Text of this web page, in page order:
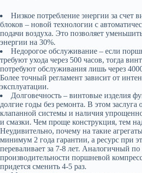
Низкое потребление энергии за счет
блоков – новой технологии с
подачи воздуха. Это позволяет
энергии на 30%.
Недорогое обслуживание – если
требуют ухода через 500 часов, тогда
потребуют обслуживания лишь через
Более точный регламент зависит от
эксплуатации.
Долговечность – винтовые изделия
долгие годы без ремонта. В этом заслуга
клапанной системы и наличия
и смазки. Чем проще конструкция, тем
Неудивительно, почему на такие
минимум 2 года гарантии, а ресурс при
переваливает за 7-8 лет. Аналогичный по
производительности поршневой
придется сменить 4-5 раз.